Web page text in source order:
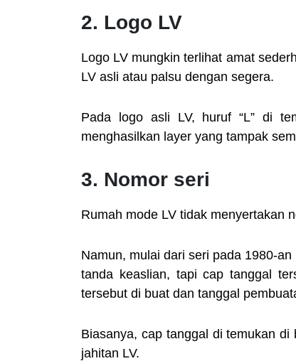
2. Logo LV
Logo LV mungkin terlihat amat
LV asli atau palsu dengan segera.
Pada logo asli LV, huruf “L” di
menghasilkan layer yang tampak
3. Nomor seri
Rumah mode LV tidak menyertakan
Namun, mulai dari seri pada 1980-
tanda keaslian, tapi cap tanggal
tersebut di buat dan tanggal
Biasanya, cap tanggal di temukan
jahitan LV.